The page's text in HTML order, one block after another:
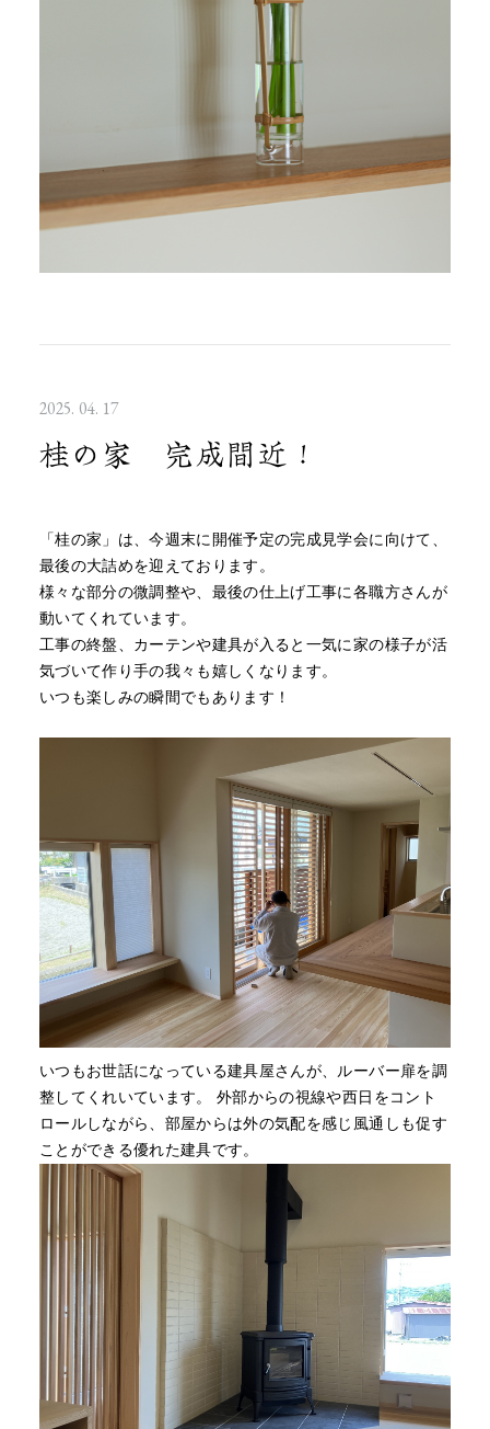
2025. 04. 17
桂の家 完成間近！
「桂の家」は、今週末に開催予定の完成見学会に向けて、
最後の大詰めを迎えております。
様々な部分の微調整や、最後の仕上げ工事に各職方さんが
動いてくれています。
工事の終盤、カーテンや建具が入ると一気に家の様子が活
気づいて作り手の我々も嬉しくなります。
いつも楽しみの瞬間でもあります！
いつもお世話になっている建具屋さんが、ルーバー扉を調
整してくれいています。 外部からの視線や西日をコント
ロールしながら、部屋からは外の気配を感じ風通しも促す
ことができる優れた建具です。